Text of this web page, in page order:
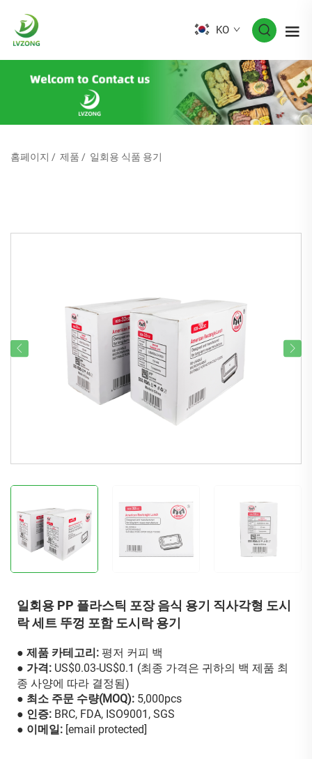
KO
홈페이지 / 제품 / 일회용 식품 용기
일회용 PP 플라스틱 포장 음식 용기 직사각형 도시
락 세트 뚜껑 포함 도시락 용기
● 제품 카테고리: 평저 커피 백
● 가격: US$0.03-US$0.1 (최종 가격은 귀하의 백 제품 최
종 사양에 따라 결정됨)
● 최소 주문 수량(MOQ): 5,000pcs
● 인증: BRC, FDA, ISO9001, SGS
● 이메일: [email protected]